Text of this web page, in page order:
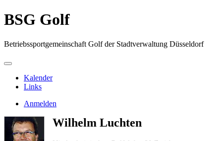
BSG Golf
Betriebssportgemeinschaft Golf der Stadtverwaltung Düsseldorf
Kalender
Links
Anmelden
Wilhelm Luchten